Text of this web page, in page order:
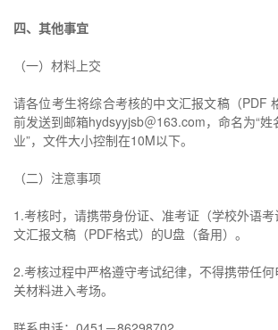
四、其他事宜
（一）材料上交
请各位考生将综合考核的中文汇报文稿（PDF
前发送到邮箱hydsyyjsb＠163.com，命名为“姓
业”，文件大小控制在10M以下。
（二）注意事项
1.考核时，请携带身份证、准考证（学校外语
文汇报文稿（PDF格式）的U盘（备用）。
2.考核过程中严格遵守考试纪律，不得携带任
关材料进入考场。